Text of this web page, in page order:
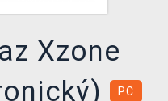
Xzone
PC